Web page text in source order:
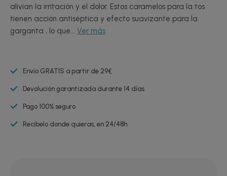
alivian la irritación y el dolor. Estos caramelos para la tos
tienen acción antiséptica y efecto suavizante para la
garganta , lo que... Ver más
Envío GRATIS a partir de 29€
Devolución garantizada durante 14 días
Pago 100% seguro
Recíbelo donde quieras, en 24/48h